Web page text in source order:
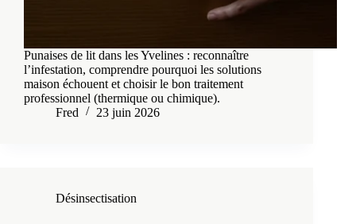
Punaises de lit dans les Yvelines : reconnaître
l’infestation, comprendre pourquoi les solutions
maison échouent et choisir le bon traitement
professionnel (thermique ou chimique).
Fred
23 juin 2026
Désinsectisation